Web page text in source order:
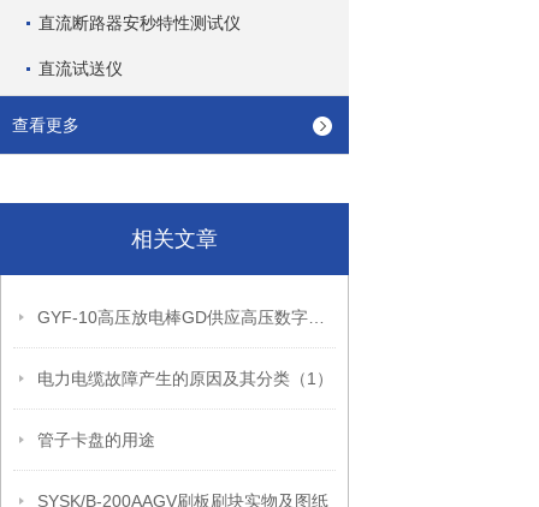
直流断路器安秒特性测试仪
直流试送仪
查看更多
相关文章
电力电缆故障产生的原因及其分类（1）
管子卡盘的用途
SYSK/B-200AAGV刷板刷块实物及图纸